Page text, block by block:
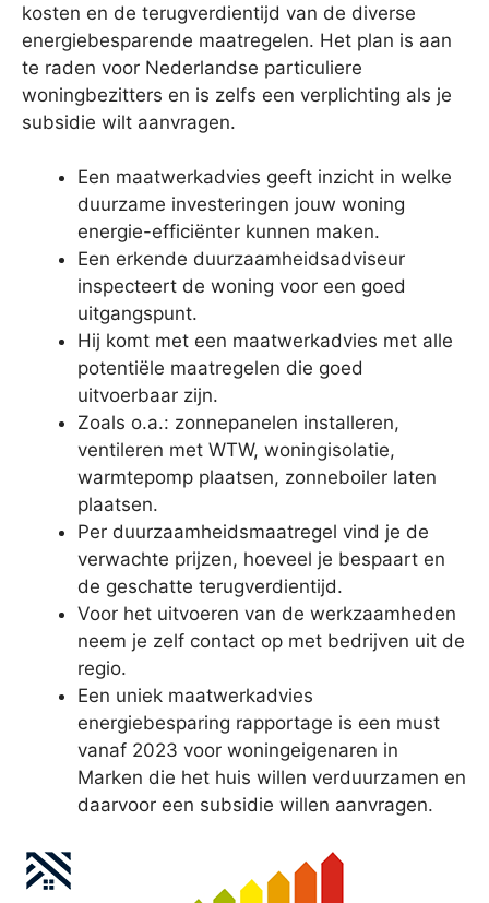
kosten en de terugverdientijd van de diverse
energiebesparende maatregelen. Het plan is aan
te raden voor Nederlandse particuliere
woningbezitters en is zelfs een verplichting als je
subsidie wilt aanvragen.
Een maatwerkadvies geeft inzicht in welke
duurzame investeringen jouw woning
energie-efficiënter kunnen maken.
Een erkende duurzaamheidsadviseur
inspecteert de woning voor een goed
uitgangspunt.
Hij komt met een maatwerkadvies met alle
potentiële maatregelen die goed
uitvoerbaar zijn.
Zoals o.a.: zonnepanelen installeren,
ventileren met WTW, woningisolatie,
warmtepomp plaatsen, zonneboiler laten
plaatsen.
Per duurzaamheidsmaatregel vind je de
verwachte prijzen, hoeveel je bespaart en
de geschatte terugverdientijd.
Voor het uitvoeren van de werkzaamheden
neem je zelf contact op met bedrijven uit de
regio.
Een uniek maatwerkadvies
energiebesparing rapportage is een must
vanaf 2023 voor woningeigenaren in
Marken die het huis willen verduurzamen en
daarvoor een subsidie willen aanvragen.